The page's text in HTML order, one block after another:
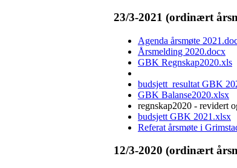
23/3-2021 (ordinært
Agenda årsmøte
Årsmelding 2020.docx
GBK Regnskap2020.xls
budsjett_resultat GBK
GBK Balanse2020.xlsx
regnskap2020 - revidert
budsjett GBK 2021.xlsx
Referat årsmøte i
12/3-2020 (ordinært